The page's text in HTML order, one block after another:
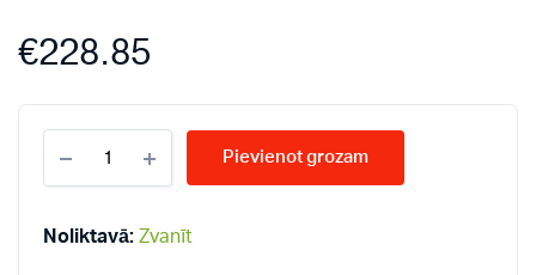
€228.85
LINE
33-
PLK
Pievienot grozam
Noliktavā: Zvanīt